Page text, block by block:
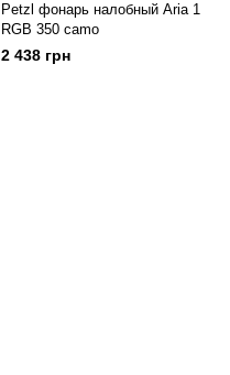
Petzl фонарь налобный Aria 1
RGB 350 camo
2 438 грн